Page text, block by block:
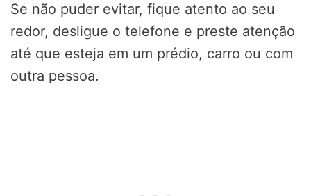
Se não puder evitar, fique atento ao seu
redor, desligue o telefone e preste atenção
até que esteja em um prédio, carro ou com
outra pessoa.